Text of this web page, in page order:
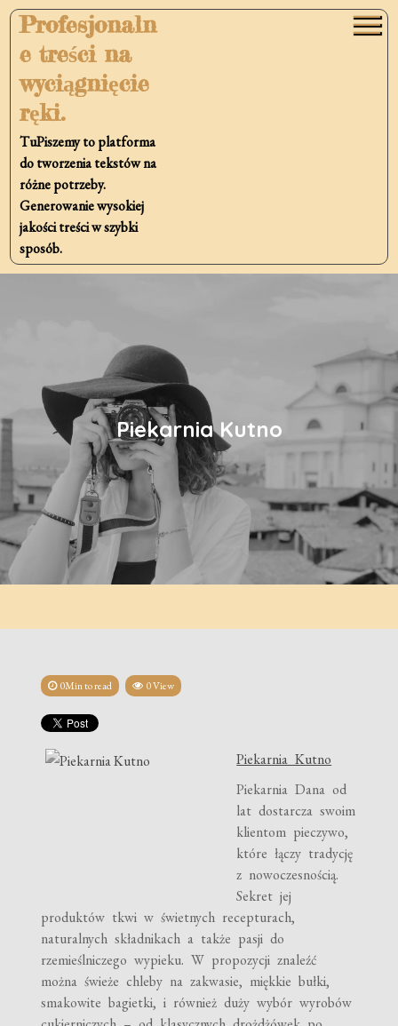
Skip
content
Profesjonaln
e treści na
wyciągnięcie
ręki.
TuPiszemy to platforma
do tworzenia tekstów na
różne potrzeby.
Generowanie wysokiej
jakości treści w szybki
sposób.
Piekarnia Kutno
0Min to read 0 View
Piekarnia Kutno
Piekarnia Dana od
lat dostarcza swoim
klientom pieczywo,
które łączy tradycję
z nowoczesnością.
Sekret jej
produktów tkwi w świetnych recepturach,
naturalnych składnikach a także pasji do
rzemieślniczego wypieku. W propozycji znaleźć
można świeże chleby na zakwasie, miękkie bułki,
smakowite bagietki, i również duży wybór wyrobów